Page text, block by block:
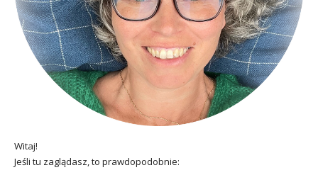
Witaj!
Jeśli tu zaglądasz, to prawdopodobnie: